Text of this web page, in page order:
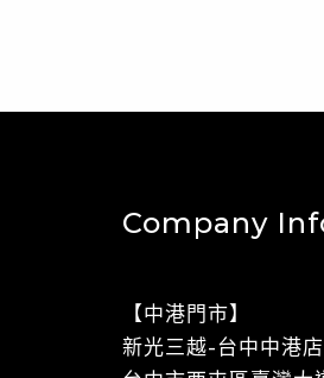
Company
【中港門市】
​​新光三越-台中中港店